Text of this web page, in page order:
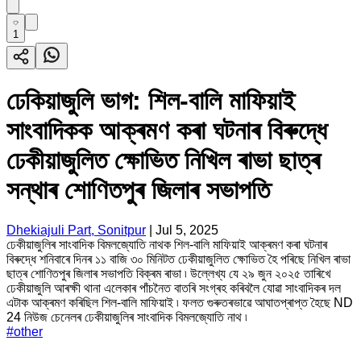
1
ঢেকিয়াজুলি ভাগ: শিল-বালি মাফিয়াই
সাংবাদিকক আক্ৰমণ কৰা ঘটনাৰ বিৰুদ্ধে
ঢেকীয়াজুলিত ক্ষোভিত নিখিল ৰাভা ছাত্ৰ
সন্থাৰ শোণিতপুৰ জিলাৰ সভাপতি
Dhekiajuli Part, Sonitpur
Jul 5, 2025
ঢেকীয়াজুলিৰ সাংবাদিক বিমলজ্যোতি নাথক শিল-বালি মাফিয়াই আক্ৰমণ কৰা ঘটনাৰ
বিৰুদ্ধে শনিবাৰে দিনৰ ১১ বাজি ৩০ মিনিটত ঢেকীয়াজুলিত ক্ষোভিত হৈ পৰিছে নিখিল ৰাভা
ছাত্ৰ শোণিতপুৰ জিলাৰ সভাপতি বিক্ৰম ৰাভা ৷ উল্লেখ্য যে ২৯ জুন ২০২৫ তাৰিখে
ঢেকীয়াজুলি আৰক্ষী থানা এলেকাৰ পাঁচনৈত বাতৰি সংগ্ৰহ কৰিবলৈ যোৱা সাংবাদিকৰ দল
এটাক আক্ৰমণ কৰিছিল শিল-বালি মাফিয়াই ৷ ফলত গুৰুতৰভাৱে আঘাতপ্ৰাপ্ত হৈছে ND
24 নিউজ চেনেলৰ ঢেকীয়াজুলিৰ সাংবাদিক বিমলজ্যোতি নাথ ৷
#other